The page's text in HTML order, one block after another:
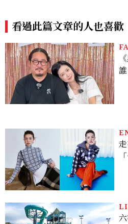
看過此篇文章的人也喜歡